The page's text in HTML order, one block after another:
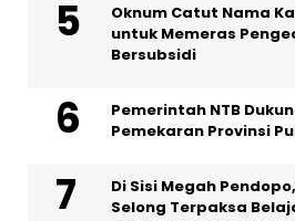
Oknum Catut Nama
untuk Memeras
Bersubsidi
Pemerintah NTB
Pemekaran Provinsi
Di Sisi Megah
Selong Terpaksa